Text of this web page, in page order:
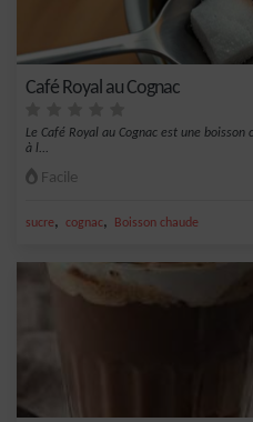
Café Royal au Cognac
Le Café Royal au Cognac est une
à l...
Facile
sucre, cognac, Boisson chaude